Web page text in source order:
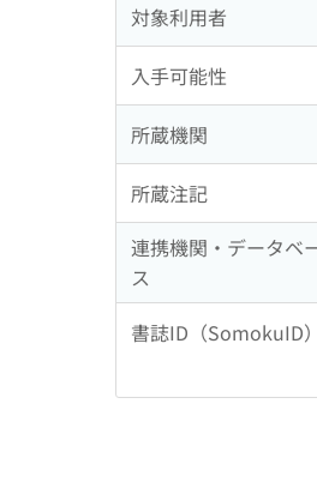
対象利用者
入手可能性
所蔵機関
所蔵注記
連携機関・データベ
ス
書誌ID（SomokuID）